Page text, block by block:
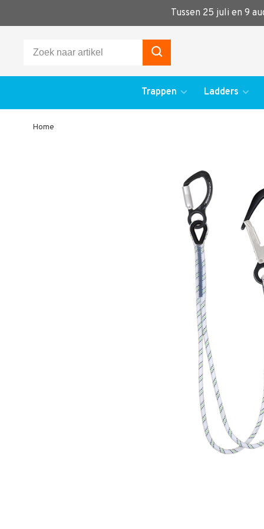
Tussen 25 juli en 9
Trappen Ladders
Home